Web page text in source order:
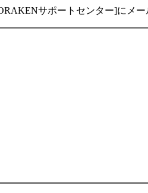
サポートセンター]にメー